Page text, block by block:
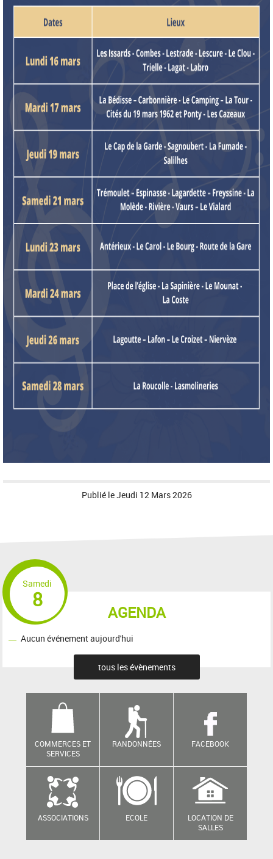
Publié leJeudi 12 Mars 2026
AGENDA
Samedi
8
Aucun événement aujourd'hui
tous les évènements
COMMERCES ET
SERVICES
RANDONNÉES FACEBOOK
ASSOCIATIONS ECOLE
LOCATION DE
SALLES